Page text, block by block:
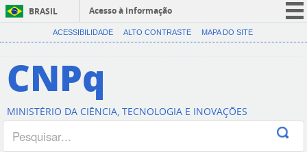
BRASIL
Acesso à informação
CORONAVÍRUS (COVID-19)
Canais
ACESSIBILIDADE ALTO CONTRASTE MAPA DO SITE
CNPq
MINISTÉRIO DA CIÊNCIA, TECNOLOGIA E INOVAÇÕES